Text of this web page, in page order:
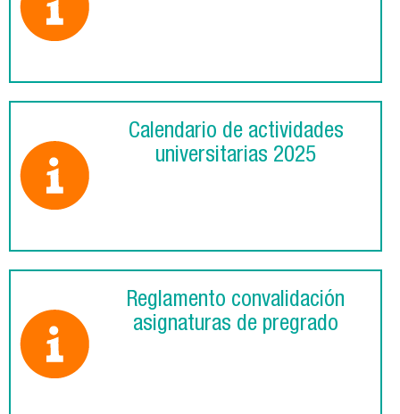
Calendario de actividades
universitarias 2025
Reglamento convalidación
asignaturas de pregrado